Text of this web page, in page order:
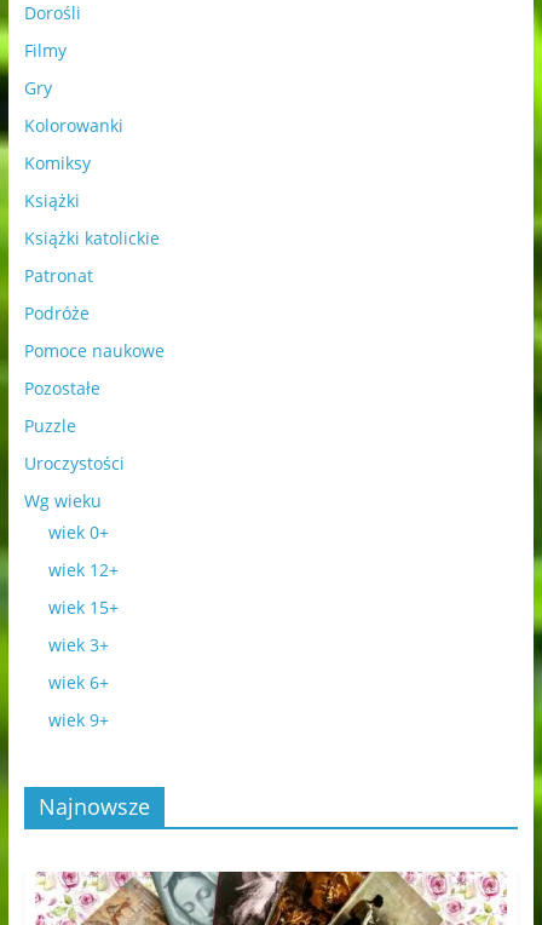
Dorośli
Filmy
Gry
Kolorowanki
Komiksy
Książki
Książki katolickie
Patronat
Podróże
Pomoce naukowe
Pozostałe
Puzzle
Uroczystości
Wg wieku
wiek 0+
wiek 12+
wiek 15+
wiek 3+
wiek 6+
wiek 9+
Najnowsze